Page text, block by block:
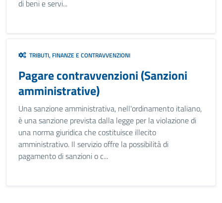
di beni e servi...
TRIBUTI, FINANZE E CONTRAVVENZIONI
Pagare contravvenzioni (Sanzioni
amministrative)
Una sanzione amministrativa, nell'ordinamento italiano,
è una sanzione prevista dalla legge per la violazione di
una norma giuridica che costituisce illecito
amministrativo. Il servizio offre la possibilità di
pagamento di sanzioni o c...